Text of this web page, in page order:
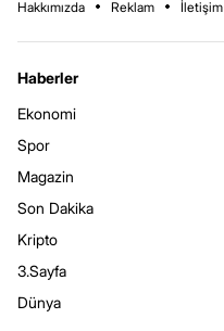
Hakkımızda Reklam İletişim
Haberler
Ekonomi
Spor
Magazin
Son Dakika
Kripto
3.Sayfa
Dünya